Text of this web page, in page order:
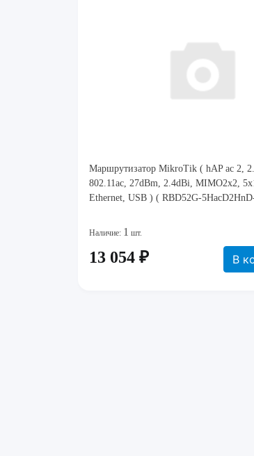
Маршрутизатор MikroTik ( hAP ac 2,
802.11ac, 27dBm, 2.4dBi, MIMO2x2,
Ethernet, USB ) ( RBD52G-
Наличие: 1 шт.
13 054 ₽ В